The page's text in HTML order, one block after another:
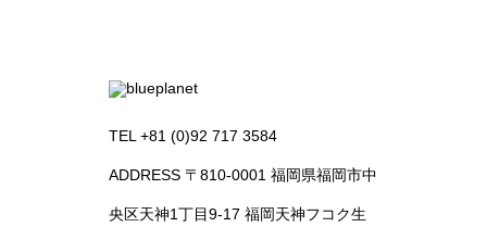
TEL +81 (0)92 717 3584
ADDRESS 〒810-0001 福岡県福岡市中
央区天神1丁目9-17 福岡天神フコク生